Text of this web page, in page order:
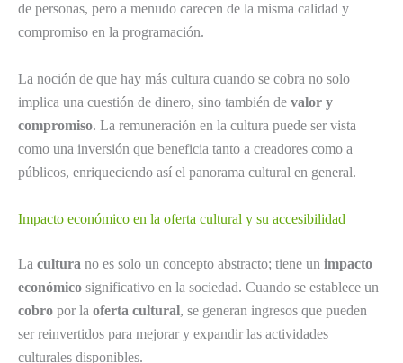
de personas, pero a menudo carecen de la misma calidad y
compromiso en la programación.
La noción de que hay más cultura cuando se cobra no solo
implica una cuestión de dinero, sino también de valor y
compromiso. La remuneración en la cultura puede ser vista
como una inversión que beneficia tanto a creadores como a
públicos, enriqueciendo así el panorama cultural en general.
Impacto económico en la oferta cultural y su accesibilidad
La cultura no es solo un concepto abstracto; tiene un impacto
económico significativo en la sociedad. Cuando se establece un
cobro por la oferta cultural, se generan ingresos que pueden
ser reinvertidos para mejorar y expandir las actividades
culturales disponibles.